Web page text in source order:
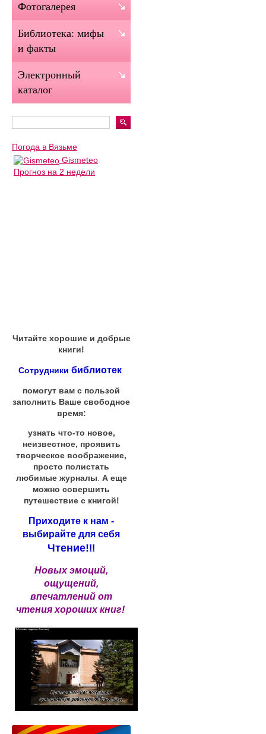
Фотогалерея
Библиотека: мифы
и факты
Электронный
каталог
Погода в Вязьме
Gismeteo
Прогноз на 2 недели
Читайте хорошие и добрые
книги!
Сотрудники библиотек
помогут вам с пользой
заполнить Ваше свободное
время:
узнать что-то новое,
неизвестное, проявить
творческое воображение,
просто полистать
любимые журналы А еще
можно совершить
путешествие с книгой!
Приходите к нам -
выбирайте для себя
Чтение!!!
Новых эмоций,
ощущений,
впечатлений от
чтения хороших книг!